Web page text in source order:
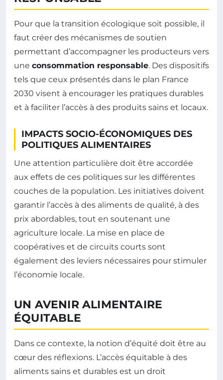
Pour que la transition écologique soit possible, il
faut créer des mécanismes de soutien
permettant d’accompagner les producteurs vers
une consommation responsable. Des dispositifs
tels que ceux présentés dans le plan France
2030 visent à encourager les pratiques durables
et à faciliter l’accès à des produits sains et locaux.
IMPACTS SOCIO-ÉCONOMIQUES DES
POLITIQUES ALIMENTAIRES
Une attention particulière doit être accordée
aux effets de ces politiques sur les différentes
couches de la population. Les initiatives doivent
garantir l’accès à des aliments de qualité, à des
prix abordables, tout en soutenant une
agriculture locale. La mise en place de
coopératives et de circuits courts sont
également des leviers nécessaires pour stimuler
l’économie locale.
UN AVENIR ALIMENTAIRE
ÉQUITABLE
Dans ce contexte, la notion d’équité doit être au
cœur des réflexions. L’accès équitable à des
aliments sains et durables est un droit